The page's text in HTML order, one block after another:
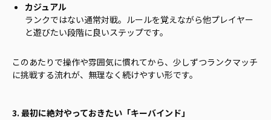
カジュアル
ランクではない通常対戦。ルールを覚えながら他プレイヤー
と遊びたい段階に良いステップです。
このあたりで操作や雰囲気に慣れてから、少しずつランクマッチ
に挑戦する流れが、無理なく続けやすい形です。
3. 最初に絶対やっておきたい「キーバインド」